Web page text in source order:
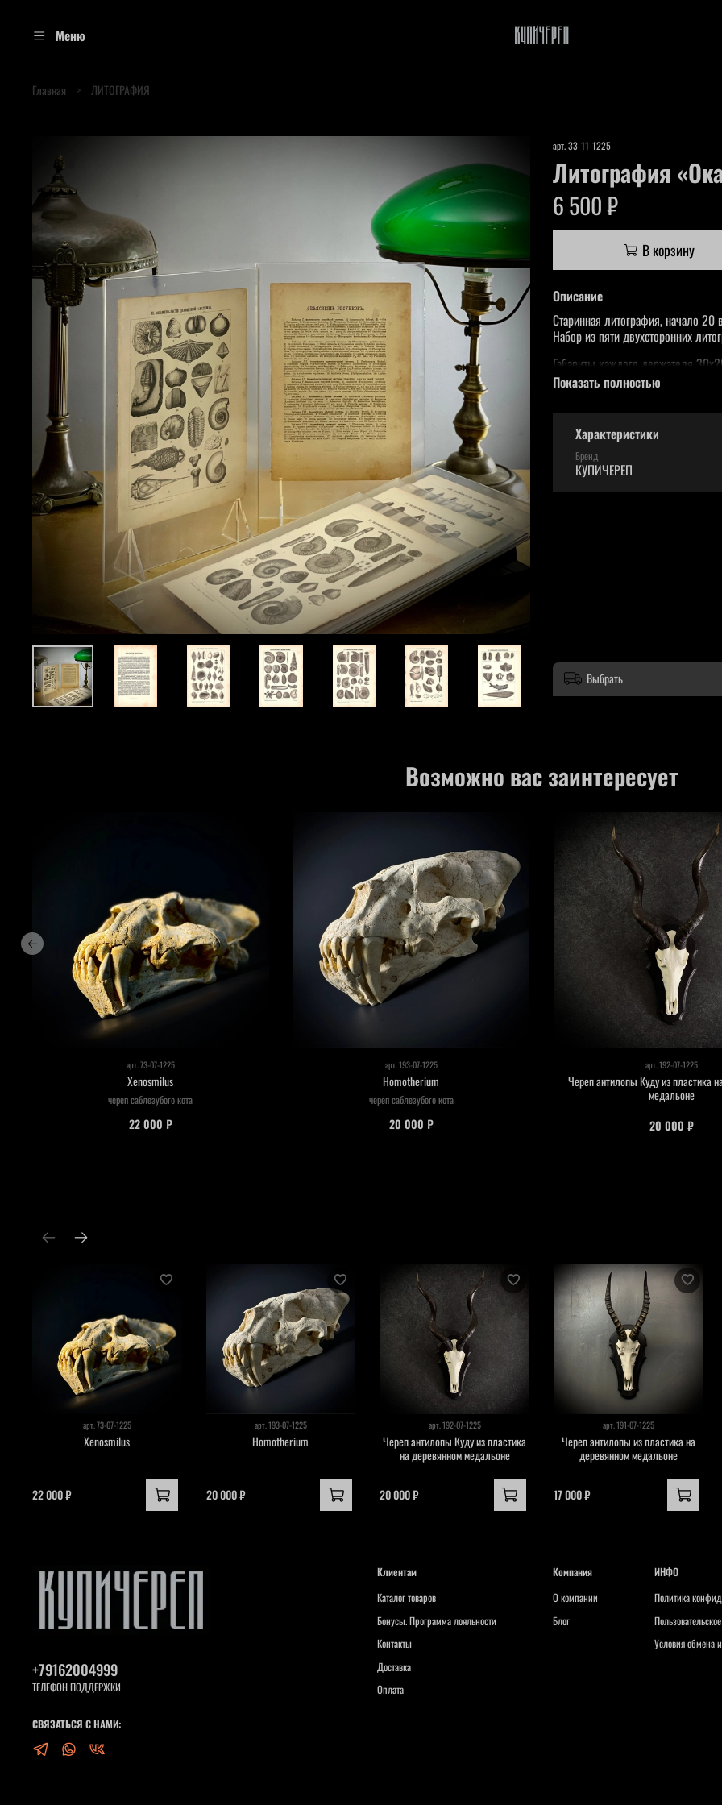
Меню
Главная ЛИТОГРАФИЯ
арт.33-11-1225
Литография
6 500 ₽
В корзину
Описание
Старинная литография, начало 20
Набор из пяти двухсторонних
Габариты каждого держателя
Ознакомиться подробно - смотрите
Показать полностью
Характеристики
Бренд
КУПИЧЕРЕП
Выбрать
Возможно вас заинтересует
арт.73-07-1225
Xenosmilus
череп саблезубого кота
22 000 ₽
арт.193-07-1225
Homotherium
череп саблезубого кота
20 000 ₽
арт.192-07-1225
Череп антилопы Куду из пластика
медальоне
20 000 ₽
арт. 73-07-1225
Xenosmilus
22 000 ₽
арт. 193-07-1225
Homotherium
20 000 ₽
арт. 192-07-1225
Череп антилопы Куду из пластика
на деревянном медальоне
20 000 ₽
арт. 191-07-1225
Череп антилопы из пластика на
деревянном медальоне
17 000 ₽
Клиентам
Каталог товаров
Бонусы. Программа лояльности
Контакты
Доставка
Оплата
Компания
О компании
Блог
ИНФО
Политика
Условия обмена
+79162004999
ТЕЛЕФОН ПОДДЕРЖКИ
СВЯЗАТЬСЯ С НАМИ: